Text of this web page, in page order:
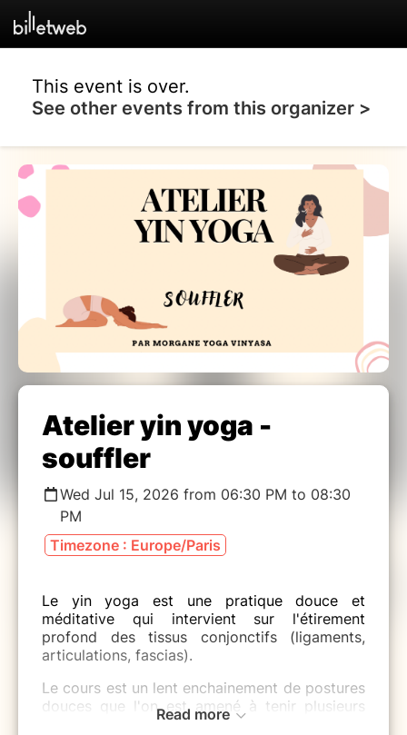
This event is over.
See other events from this organizer >
Atelier yin yoga -
souffler
Wed Jul 15, 2026 from 06:30 PM to 08:30
PM
Timezone : Europe/Paris
Le yin yoga est une pratique douce et
méditative qui intervient sur l'étirement
profond des tissus conjonctifs (ligaments,
articulations, fascias).
Le cours est un lent enchainement de postures
douces que l'on est amené à tenir plusieurs
minutes dans une totale immobilité et sans
Read more